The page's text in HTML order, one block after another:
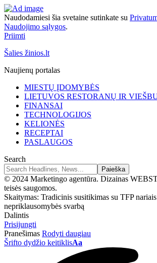
Naudodamiesi šia svetaine sutinkate su
Naudojimo sąlygos.
Priimti
Šalies žinios.lt
Naujienų portalas
MIESTŲ ĮDOMYBĖS
LIETUVOS RESTORANŲ IR
FINANSAI
TECHNOLOGIJOS
KELIONĖS
RECEPTAI
PASLAUGOS
Search
© 2024 Marketingo agentūra. Dizainas
teisės saugomos.
Skaitymas: Tradicinis susitikimas su TFP
nepriklausomybės svarbą
Dalintis
Prisijungti
Pranešimas Rodyti daugiau
Šrifto dydžio keitiklisAa